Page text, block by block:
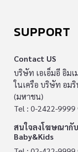
SUPPORT
Contact US
บริษัท เอเอ็มอี อิมเ
ในเครือ บริษัท อม
(มหาชน)
Tel : 0-2422-
สนใจลงโฆษณากั
Baby&Kids